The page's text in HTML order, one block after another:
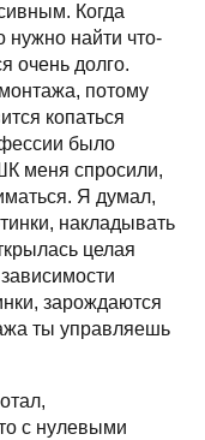
Когда
нужно найти что-
очень долго.
потому
копаться
было
меня спросили,
Я думал,
накладывать
целая
зарождаются
ты управляешь
с нулевыми